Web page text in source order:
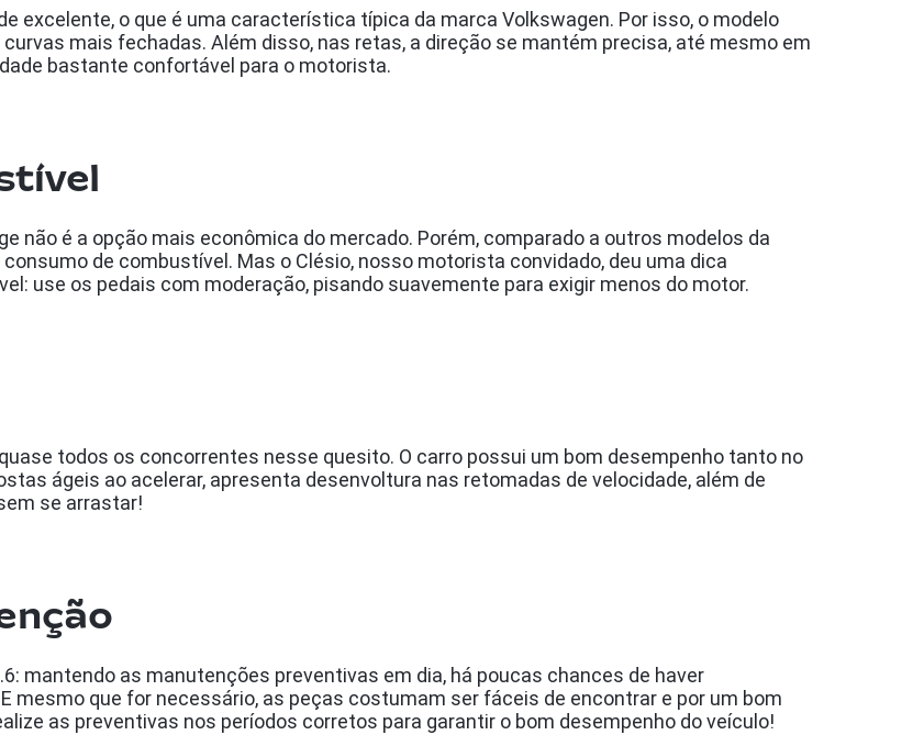
excelente, o que é uma característica típica da marca Volkswagen. Por isso, o modelo
mais fechadas. Além disso, nas retas, a direção se mantém precisa, até mesmo em
bastante confortável para o motorista.
não é a opção mais econômica do mercado. Porém, comparado a outros modelos da
de combustível. Mas o Clésio, nosso motorista convidado, deu uma dica
use os pedais com moderação, pisando suavemente para exigir menos do motor.
todos os concorrentes nesse quesito. O carro possui um bom desempenho tanto no
ágeis ao acelerar, apresenta desenvoltura nas retomadas de velocidade, além de
se arrastar!
mantendo as manutenções preventivas em dia, há poucas chances de haver
mesmo que for necessário, as peças costumam ser fáceis de encontrar e por um bom
as preventivas nos períodos corretos para garantir o bom desempenho do veículo!